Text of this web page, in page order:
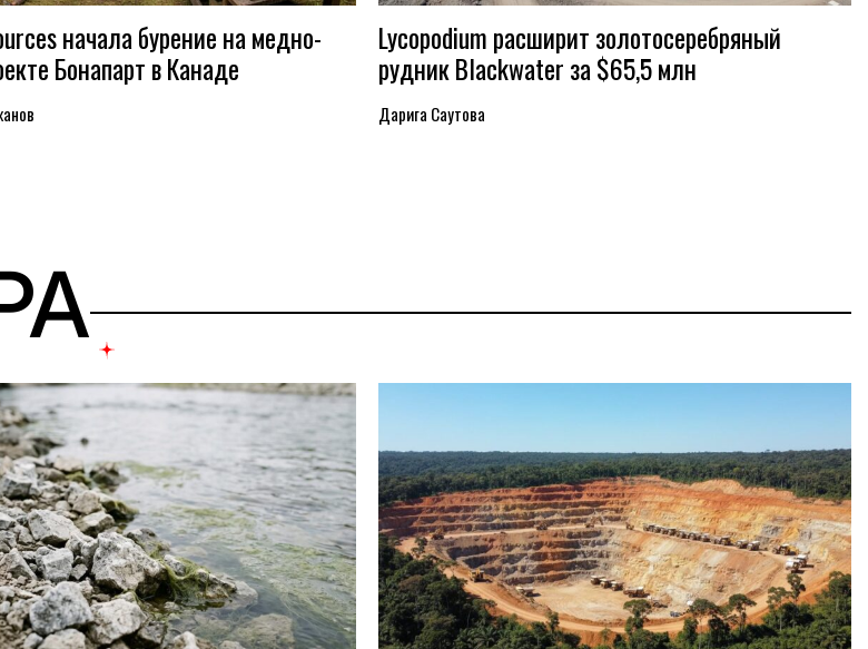
начала бурение на медно-
Бонапарт в Канаде
Lycopodium расширит золотосеребряный
рудник Blackwater за $65,5 млн
Дарига Саутова